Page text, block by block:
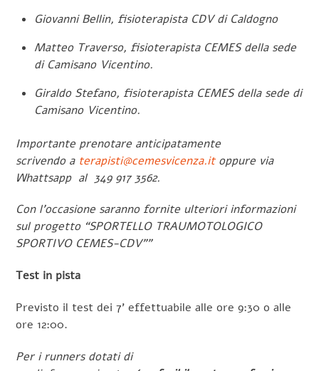
Giovanni Bellin, fisioterapista CDV di Caldogno
Matteo Traverso, fisioterapista CEMES della sede
di Camisano Vicentino.
Giraldo Stefano, fisioterapista CEMES della sede di
Camisano Vicentino.
Importante prenotare anticipatamente
scrivendo a terapisti@cemesvicenza.itoppure via
Whattsapp al 349 917 3562.
Con l’occasione saranno fornite ulteriori informazioni
sul progetto “SPORTELLO TRAUMOTOLOGICO
SPORTIVO CEMES-CDV””
Test in pista
Previsto il test dei 7’ effettuabile alle ore 9:30 o alle
ore 12:00.
Per i runners dotati di